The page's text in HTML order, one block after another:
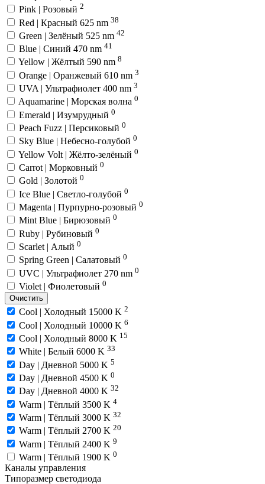
Pink | Розовый 2
Red | Красный 625 nm 38
Green | Зелёный 525 nm 42
Blue | Синий 470 nm 41
Yellow | Жёлтый 590 nm 8
Orange | Оранжевый 610 nm 3
UVA | Ультрафиолет 400 nm 3
Aquamarine | Морская волна 0
Emerald | Изумрудный 0
Peach Fuzz | Персиковый 0
Sky Blue | Небесно-голубой 0
Yellow Volt | Жёлто-зелёный 0
Carrot | Морковный 0
Gold | Золотой 0
Ice Blue | Светло-голубой 0
Magenta | Пурпурно-розовый 0
Mint Blue | Бирюзовый 0
Ruby | Рубиновый 0
Scarlet | Алый 0
Spring Green | Салатовый 0
UVC | Ультрафиолет 270 nm 0
Violet | Фиолетовый 0
Очистить
Cool | Холодный 15000 K 2
Cool | Холодный 10000 K 6
Cool | Холодный 8000 K 15
White | Белый 6000 K 33
Day | Дневной 5000 K 5
Day | Дневной 4500 K 0
Day | Дневной 4000 K 32
Warm | Тёплый 3500 K 4
Warm | Тёплый 3000 K 32
Warm | Тёплый 2700 K 20
Warm | Тёплый 2400 K 9
Warm | Тёплый 1900 K 0
Каналы управления
Типоразмер светодиода